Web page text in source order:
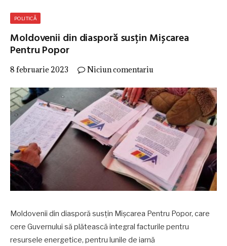
POLITICĂ
Moldovenii din diasporă susțin Mișcarea
Pentru Popor
8 februarie 2023 Niciun comentariu
Moldovenii din diasporă susțin Mișcarea Pentru Popor, care
cere Guvernului să plătească integral facturile pentru
resursele energetice, pentru lunile de iarnă